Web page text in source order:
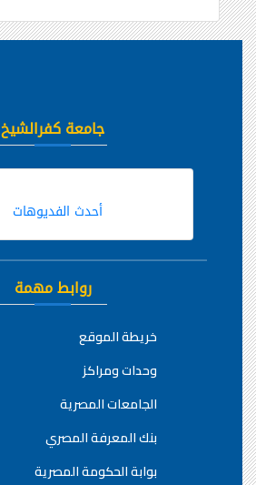
جامعة كفرالشيخ
أحدث الفديوهات
روابط مهمة
خريطة الموقع
وحدات ومراكز
الجامعات المصرية
بنك المعرفة المصري
بوابة الحكومة المصرية